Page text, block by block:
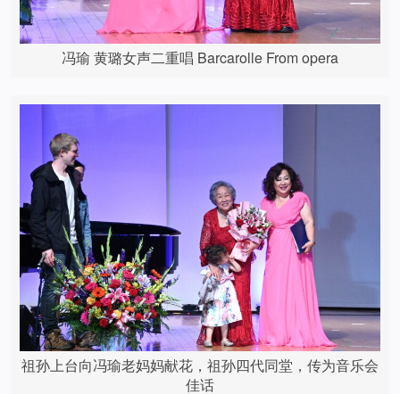
冯瑜 黄璐女声二重唱 Barcarolle From opera
祖孙上台向冯瑜老妈妈献花，祖孙四代同堂，传为音乐会
佳话